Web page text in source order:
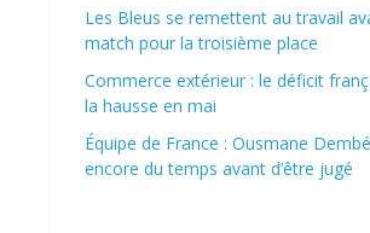
Les Bleus se remettent au travail
match pour la troisième place
Commerce extérieur : le déficit
la hausse en mai
Équipe de France : Ousmane
encore du temps avant d’être jugé